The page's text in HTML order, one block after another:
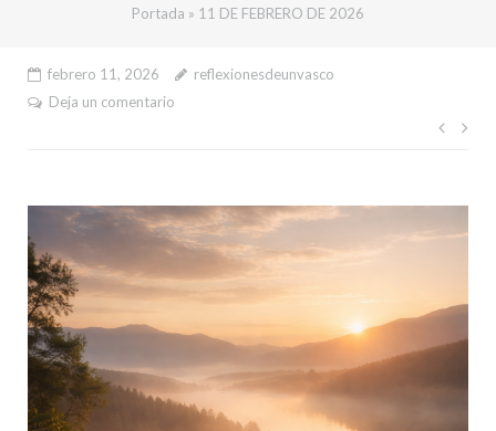
Portada » 11 DE FEBRERO DE 2026
febrero 11, 2026
reflexionesdeunvasco
Deja un comentario